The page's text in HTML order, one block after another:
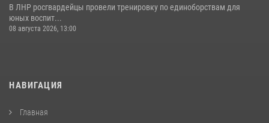
В ЛНР росгвардейцы провели тренировку по единоборствам для
юных воспит...
08 августа 2026, 13:00
НАВИГАЦИЯ
Главная